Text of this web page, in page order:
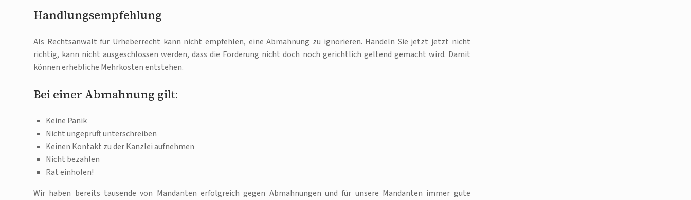
Handlungsempfehlung
Als Rechtsanwalt für Urheberrecht kann nicht empfehlen, eine Abmahnung zu ignorieren. Handeln Sie jetzt jetzt nicht
richtig, kann nicht ausgeschlossen werden, dass die Forderung nicht doch noch gerichtlich geltend gemacht wird. Damit
können erhebliche Mehrkosten entstehen.
Bei einer Abmahnung gilt:
Keine Panik
Nicht ungeprüft unterschreiben
Keinen Kontakt zu der Kanzlei aufnehmen
Nicht bezahlen
Rat einholen!
Wir haben bereits tausende von Mandanten erfolgreich gegen Abmahnungen und für unsere Mandanten immer gute